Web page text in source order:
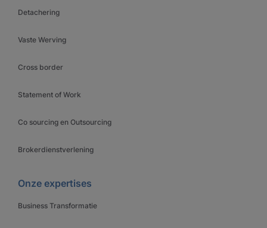
Detachering
Vaste Werving
Cross border
Statement of Work
Co sourcing en Outsourcing
Brokerdienstverlening
Onze expertises
Business Transformatie